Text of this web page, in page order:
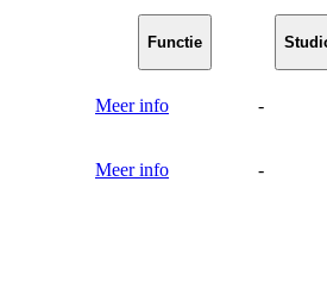
Functie
Meer info -
Meer info -